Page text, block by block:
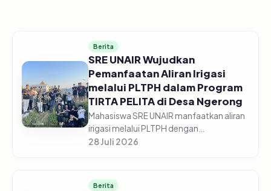
Berita
SRE UNAIR Wujudkan
Pemanfaatan Aliran Irigasi
melalui PLTPH dalam Program
TIRTA PELITA di Desa Ngerong
Mahasiswa SRE UNAIR manfaatkan aliran
irigasi melalui PLTPH dengan
memberdayakan warga Desa Ngerong di
potensi aliran...
28 Juli 2026
Berita